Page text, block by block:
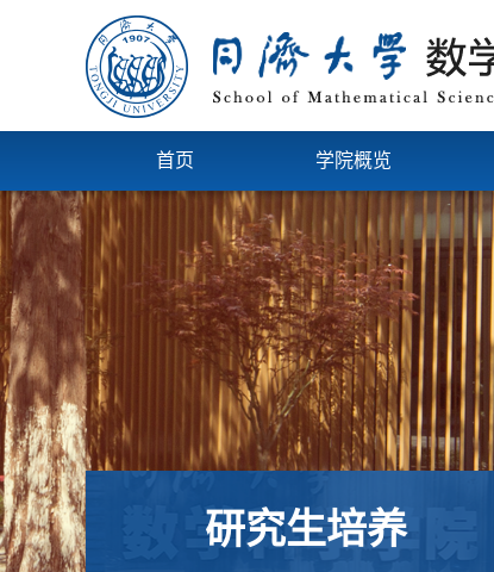
首页 学院概览
研究生培养